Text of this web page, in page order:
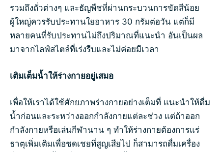
รวมถึงถั่วต่างๆ และธัญพืชที่ผ่านกระบวนการขัดสีน้อย
ผู้ใหญ่ควรรับประทานใยอาหาร 30 กรัมต่อวัน แต่ก็มี
หลายคนที่รับประทานไม่ถึงปริมาณที่แนะนำ อันเป็นผล
มาจากไลฟ์สไตล์ที่เร่งรีบและไม่ค่อยมีเวลา
เติมเต็มน้ำให้ร่างกายอยู่เสมอ
เพื่อให้เราได้ใช้ศักยภาพร่างกายอย่างเต็มที่ แนะนำให้ดื่ม
น้ำก่อนและระหว่างออกกำลังกายแต่ละช่วง แต่ถ้าออก
กำลังกายหรือเล่นกีฬานาน ๆ ทำให้ร่างกายต้องการแร่
ธาตุเพิ่มเติมเพื่อชดเชยที่สูญเสียไป ก็สามารถดื่มเครื่อง